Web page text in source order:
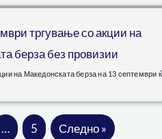
тргување со акции на
берза без провизии
на Македонската берза на 13 септември
… 5 Следно »